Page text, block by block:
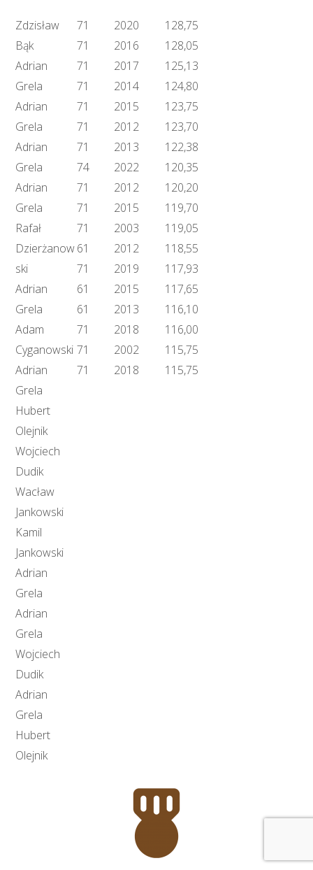
Zdzisław
Bąk
Adrian
Grela
Adrian
Grela
Adrian
Grela
Adrian
Grela
Rafał
Dzierżanow
ski
Adrian
Grela
Adam
Cyganowski
Adrian
Grela
Hubert
Olejnik
Wojciech
Dudik
Wacław
Jankowski
Kamil
Jankowski
Adrian
Grela
Adrian
Grela
Wojciech
Dudik
Adrian
Grela
Hubert
Olejnik
71
71
71
71
71
71
71
74
71
71
71
61
71
61
61
71
71
71
2020
2016
2017
2014
2015
2012
2013
2022
2012
2015
2003
2012
2019
2015
2013
2018
2002
2018
128,75
128,05
125,13
124,80
123,75
123,70
122,38
120,35
120,20
119,70
119,05
118,55
117,93
117,65
116,10
116,00
115,75
115,75